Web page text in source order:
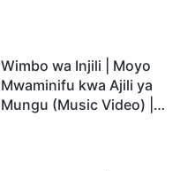
Wimbo wa Injili | Moyo
Mwaminifu kwa Ajili ya
Mungu (Music Video) |